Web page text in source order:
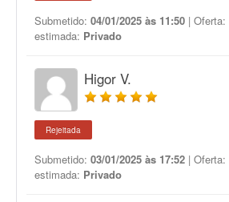
Submetido: 04/01/2025 às 11:50 | Oferta:
estimada: Privado
Higor V.
Rejeitada
Submetido: 03/01/2025 às 17:52 | Oferta:
estimada: Privado